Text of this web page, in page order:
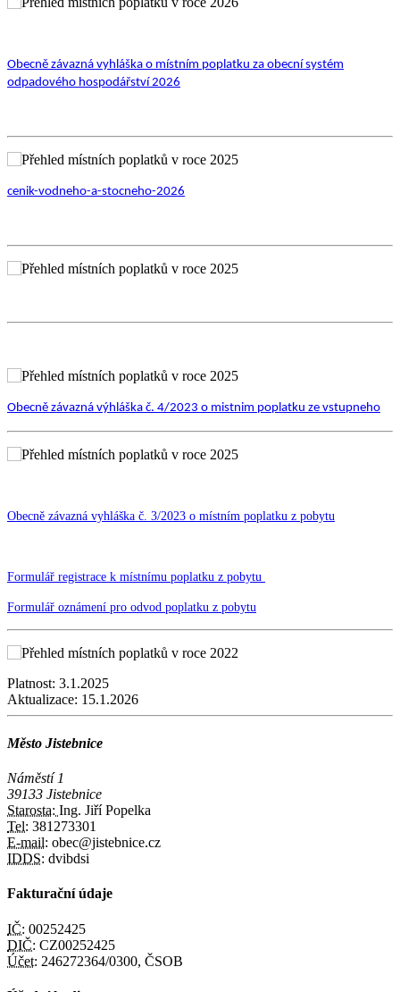
Obecně závazná vyhláška o místním poplatku za obecní systém
odpadového hospodářství 2026
cenik-vodneho-a-stocneho-2026
Obecně závazná výhláška č. 4/2023 o mistnim poplatku ze vstupneho
Obecně závazná vyhláška č. 3/2023 o místním poplatku z pobytu
Formulář registrace k místnímu poplatku z pobytu
Formulář oznámení pro odvod poplatku z pobytu
Platnost: 3.1.2025
Aktualizace: 15.1.2026
Město Jistebnice
Náměstí 1
39133 Jistebnice
Starosta: Ing. Jiří Popelka
Tel: 381273301
E-mail: obec@jistebnice.cz
IDDS: dvibdsi
Fakturační údaje
IČ: 00252425
DIČ: CZ00252425
Účet: 246272364/0300, ČSOB